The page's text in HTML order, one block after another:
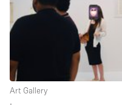
Shop Share
Stall / Market Stall
Unique Space
Warehouse
Art Gallery
∙